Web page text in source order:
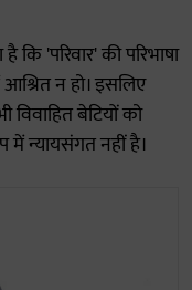
'परिवार' की परिभाषा
न हो। इसलिए
बेटियों को
न्यायसंगत नहीं है।